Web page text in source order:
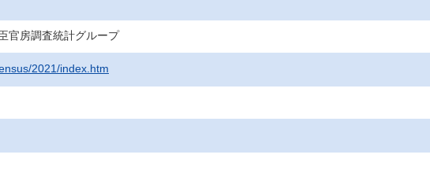
官房調査統計グループ
2021/index.htm